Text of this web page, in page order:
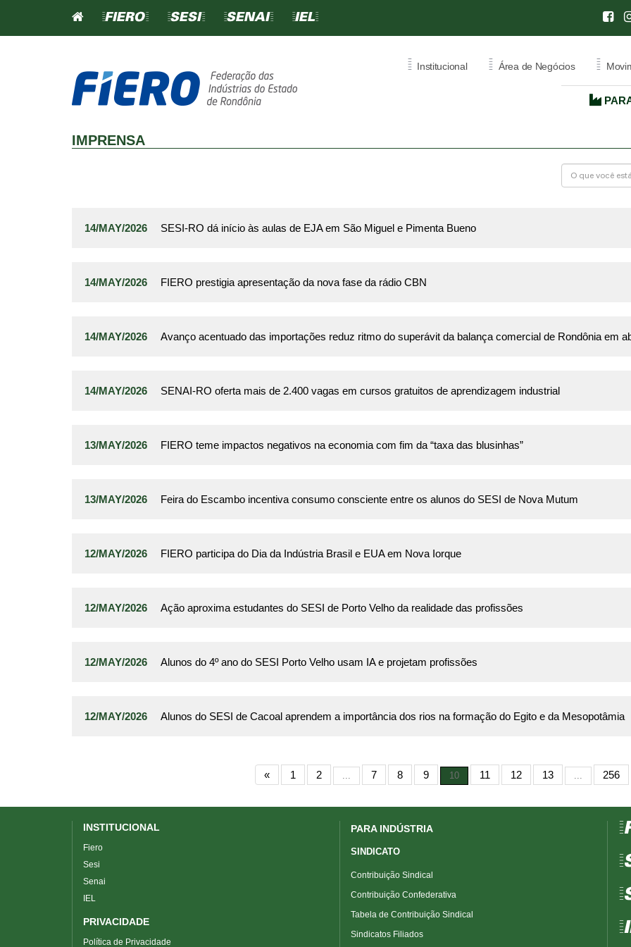
=FIERO= =SESI= =SENAI= =IEL=
= Institucional = Área de Negócios =
SINDICAL
IMPRENSA
14/MAY/2026 SESI-RO dá início às aulas de EJA em São Miguel e Pimenta Bueno
14/MAY/2026 FIERO prestigia apresentação da nova fase da rádio CBN
14/MAY/2026 Avanço acentuado das importações reduz ritmo do superávit da balança comercial de Rondônia em
14/MAY/2026 SENAI-RO oferta mais de 2.400 vagas em cursos gratuitos de aprendizagem industrial
13/MAY/2026 FIERO teme impactos negativos na economia com fim da “taxa das blusinhas”
13/MAY/2026 Feira do Escambo incentiva consumo consciente entre os alunos do SESI de Nova Mutum
12/MAY/2026 FIERO participa do Dia da Indústria Brasil e EUA em Nova Iorque
12/MAY/2026 Ação aproxima estudantes do SESI de Porto Velho da realidade das profissões
12/MAY/2026 Alunos do 4º ano do SESI Porto Velho usam IA e projetam profissões
12/MAY/2026 Alunos do SESI de Cacoal aprendem a importância dos rios na formação do Egito e da Mesopotâmia
« 1 2 ... 7 8 9 10 11 12 13 ... 256
INSTITUCIONAL
Fiero
Sesi
Senai
IEL
PRIVACIDADE
Política de Privacidade
PARA INDÚSTRIA
SINDICATO
Contribuição Sindical
Contribuição Confederativa
Tabela de Contribuição Sindical
Sindicatos Filiados